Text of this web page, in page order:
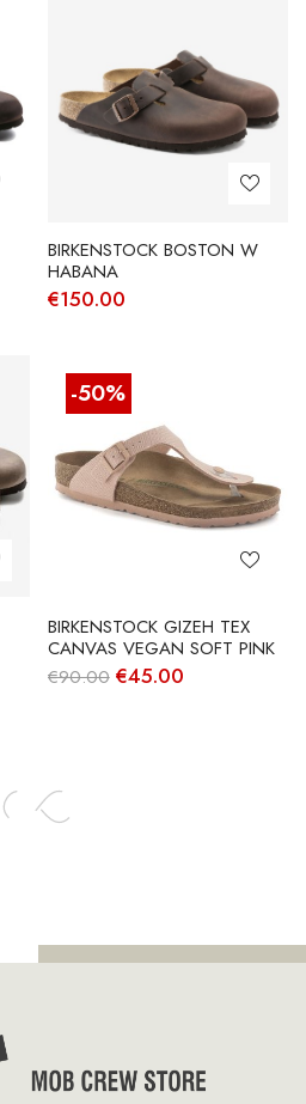
BIRKENSTOCK BOSTON W
HABANA
€150.00
-50%
BIRKENSTOCK GIZEH TEX
CANVAS VEGAN SOFT PINK
€90.00 O
€45.00O